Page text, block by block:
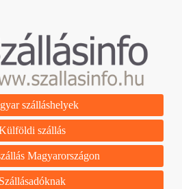
szálláshelyek
szállás
Magyarországon
Szállásadóknak